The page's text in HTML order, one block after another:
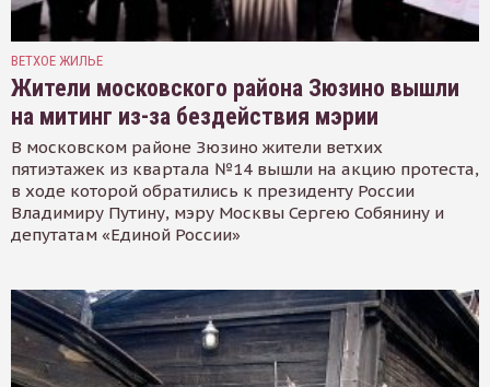
ВЕТХОЕ ЖИЛЬЕ
Жители московского района Зюзино вышли
на митинг из-за бездействия мэрии
В московском районе Зюзино жители ветхих
пятиэтажек из квартала №14 вышли на акцию протеста,
в ходе которой обратились к президенту России
Владимиру Путину, мэру Москвы Сергею Собянину и
депутатам «Единой России»